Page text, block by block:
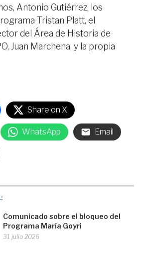
Comunicado sobre el bloqueo del
Programa María Goyri
31 julio 2026
Antonio Gutiérrez, los
Tristan Platt, el
del Área de Historia de
Juan Marchena, y la propia
Share on X
WhatsApp Email